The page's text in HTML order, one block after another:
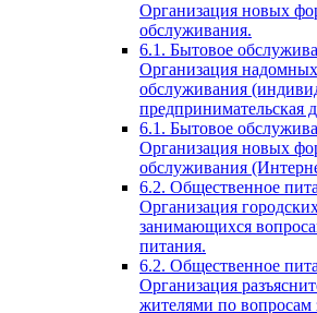
Организация новых
обслуживания.
6.1. Бытовое
Организация
обслуживания
предпринимательская
6.1. Бытовое
Организация новых
обслуживания
6.2. Общественное
Организация
занимающихся
питания.
6.2. Общественное
Организация
жителями по вопросам